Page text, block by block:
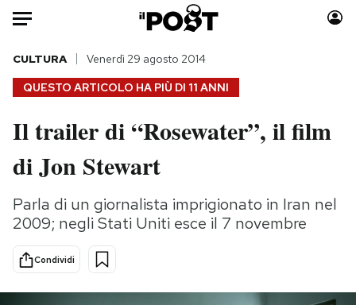
Auto
HOME
Italia
Politica
Tecnologia
Internet
Scienza
Cultura
Economia
Moda
Storie/Idee
Ok Boomer!
Altrecose
QUESTO ARTICOLO HA PIÙ DI 11 ANNI
CULTURA Venerdì 29 agosto 2014
Il trailer di “Rosewater”, il film
di Jon Stewart
Parla di un giornalista imprigionato in Iran nel
2009; negli Stati Uniti esce il 7 novembre
Condividi